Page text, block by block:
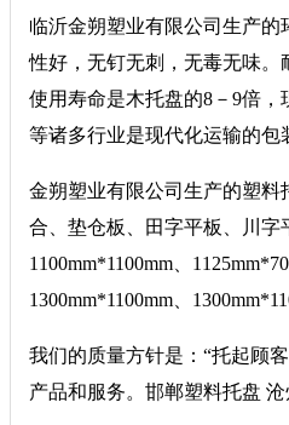
临沂金朔塑业有限公司生产
性好，无钉无刺，无毒无味
使用寿命是木托盘的8－9倍
等诸多行业是现代化运输的
金朔塑业有限公司生产的塑
合、垫仓板、田字平板、川字
1100mm*1100mm、
1300mm*1100mm、
我们的质量方针是：“托起顾
产品和服务。邯郸塑料托盘